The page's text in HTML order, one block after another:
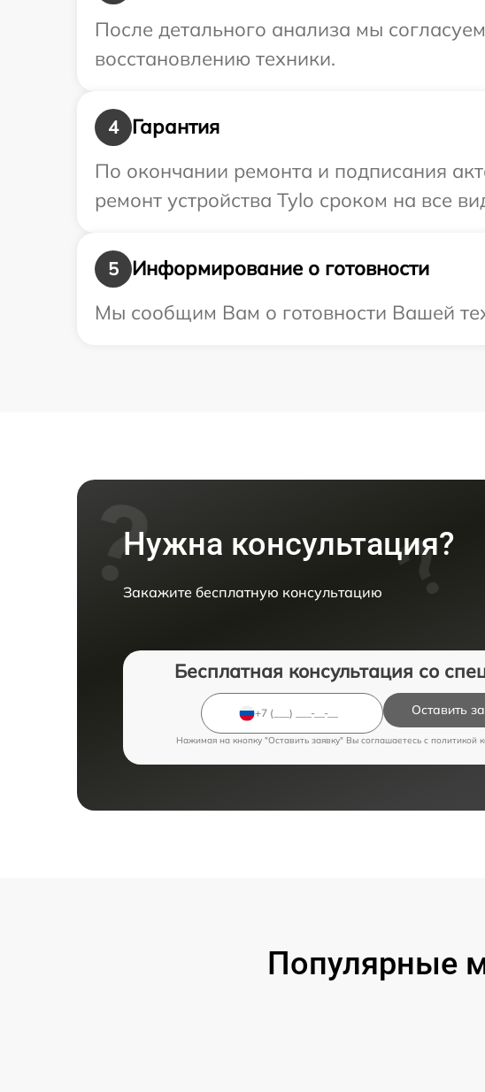
После детального анализа мы
восстановлению техники.
4
Гарантия
По окончании ремонта и подписания
ремонт устройства Tylo сроком на все
5
Информирование о готовности
Мы сообщим Вам о готовности Вашей
Нужна консультация?
Закажите бесплатную консультацию
Бесплатная консультация со
Оставить
Нажимая на кнопку "Оставить заявку" Вы соглашаетесь c политикой
Популярные